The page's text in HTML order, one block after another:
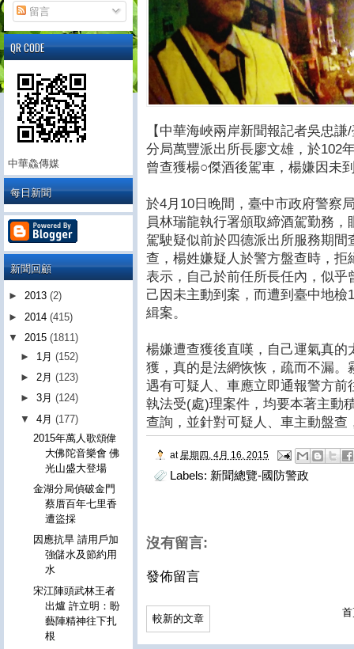
【中華海峽兩岸新聞報記者吳忠
分局萬豐派出所長廖文雄，於102
曾查獲楊○傑酒後駕車，楊嫌因未
於4月10日晚間，臺中市政府警察
員林瑞龍執行署頒取締酒駕勤務
駕駛疑似前於四德派出所服務期
查，楊姓嫌疑人於警方盤查時，
表示，自己於前任所長任內，似
己因未主動到案，而遭到臺中地
緝案。
楊嫌遭查獲後直嘆，自己運氣真
獲，真的是法網恢恢，疏而不漏
遇有可疑人、車應立即通報警方
執法受(處)理案件，均要本著主動
查詢，並針對可疑人、車主動盤查
at 星期四, 4月 16, 2015
Labels: 新聞總覽-國防警政
沒有留言:
發佈留言
較新的文章
留言
QR CODE
中華鱻傳媒
每日新聞
新聞回顧
► 2013 (2)
► 2014 (415)
▼ 2015 (1811)
► 1月(152)
►2月(123)
►3月(124)
▼4月(177)
2015年萬人歌頌偉
大佛陀音樂會 佛
光山盛大登場
金湖分局偵破金門
蔡厝百年七里香
遭盜採
因應抗旱 請用戶加
強儲水及節約用
水
宋江陣頭武林王者
出爐 許立明：盼
藝陣精神往下扎
根